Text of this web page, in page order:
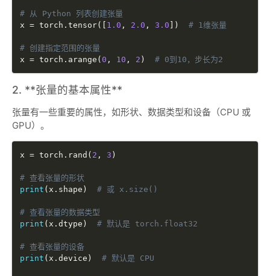
# 从 Python 列表创建张量
x = torch . tensor( 1.0 , 2.0 , 3.0 ) # 1维张量
# 创建指定范围的张量
x = torch . arange ( 0 , 10 , 2 ) # 0到10，步长为2
2. **张量的基本属性**
张量有一些重要的属性，如形状、数据类型和设备（CPU 或
GPU）。
x = torch . rand ( 2 , 3 )
# 查看张量的形状
print ( x . shape ) # 或 x.size()
# 查看张量的数据类型
print ( x . dtype ) # 默认是 torch.float32
# 查看张量的设备
print ( x . device ) # 默认是 CPU